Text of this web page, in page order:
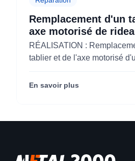
Remplacement d'un
axe motorisé de
pour M'CHADAL
(95)
RÉALISATION :
tablier et de l'axe motorisé
Center) (95290).
En savoir plus